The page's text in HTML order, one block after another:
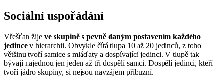
Sociální uspořádání
Vřešťan žije ve skupině s pevně daným postavením každého
jedince v hierarchii. Obvykle čítá tlupa 10 až 20 jedinců, z toho
většinu tvoří samice s mláďaty a dospívající jedinci. V tlupě tak
bývají najednou jen jeden až tři dospělí samci. Dospělí jedinci, kteří
tvoří jádro skupiny, si nejsou navzájem příbuzní.